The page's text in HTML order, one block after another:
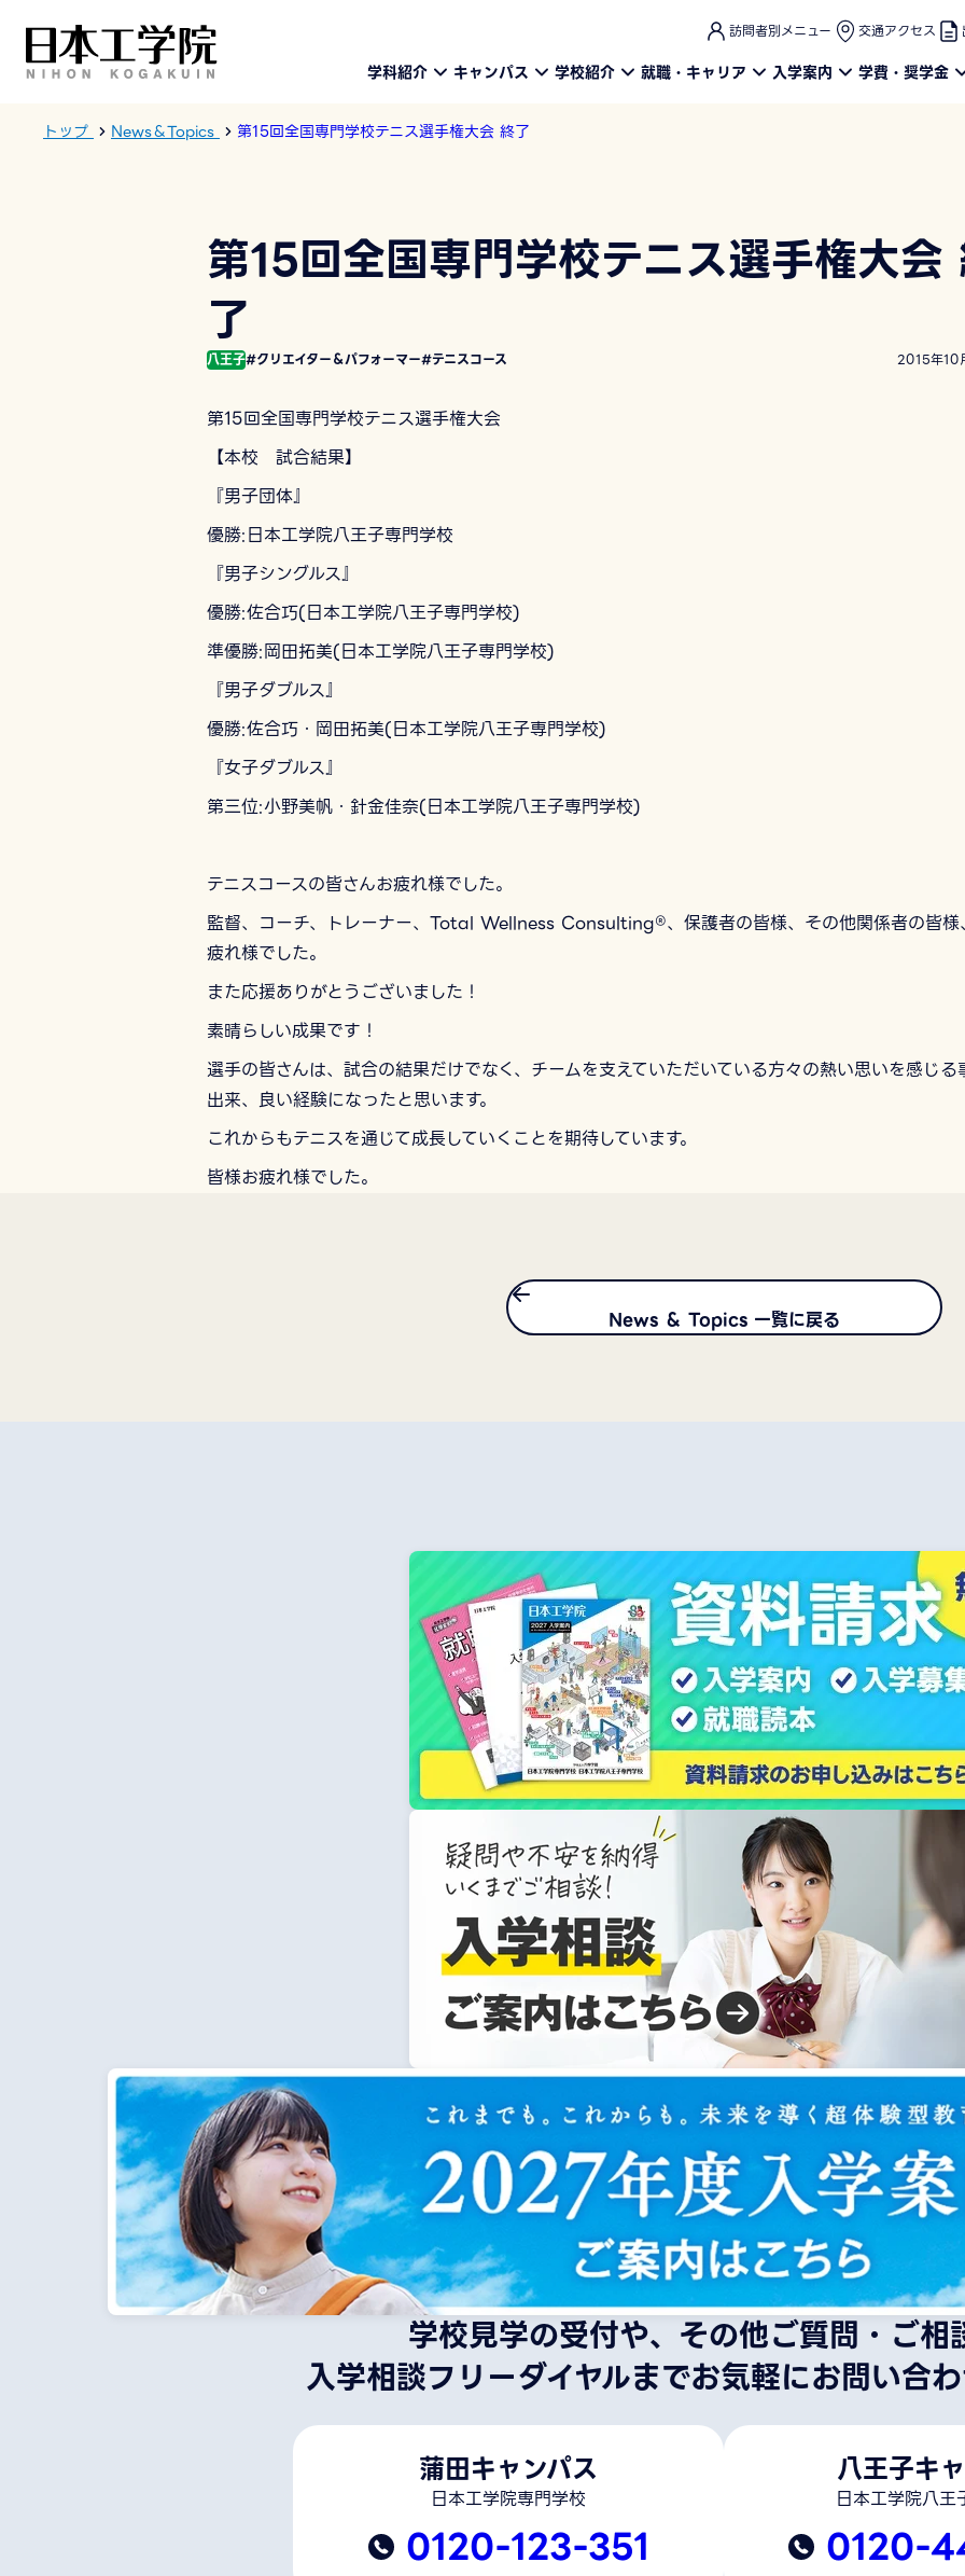
このページの本文へ
訪問者別メニュー 交通アクセス
学科紹介 キャンパス 学校紹介 就職・キャリア 入学案内 学費・奨学金
トップ News＆Topics 第15回全国専門学校テニス選手権大会 終了
第15回全国専門学校テニス選手権大会
了
八王子#クリエイター＆パフォーマー#テニスコース 2015年10
第15回全国専門学校テニス選手権大会
【本校 試合結果】
『男子団体』
優勝:日本工学院八王子専門学校
『男子シングルス』
優勝:佐合巧(日本工学院八王子専門学校)
準優勝:岡田拓美(日本工学院八王子専門学校)
『男子ダブルス』
優勝:佐合巧・岡田拓美(日本工学院八王子専門学校)
『女子ダブルス』
第三位:小野美帆・針金佳奈(日本工学院八王子専門学校)
テニスコースの皆さんお疲れ様でした。
監督、コーチ、トレーナー、Total Wellness Consulting®、保護者の皆様、その他関係者の皆様
疲れ様でした。
また応援ありがとうございました！
素晴らしい成果です！
選手の皆さんは、試合の結果だけでなく、チームを支えていただいている方々の熱い思いを感じる
出来、良い経験になったと思います。
これからもテニスを通じて成長していくことを期待しています。
皆様お疲れ様でした。
News ＆ Topics 一覧に戻る
学校見学の受付や、その他ご質問・ご相
入学相談フリーダイヤルまでお気軽にお問い合
蒲田キャンパス
日本工学院専門学校
0120-123-351
八王子キ
日本工学院八王
0120-